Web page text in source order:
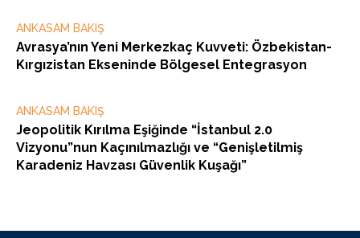
ANKASAM BAKIŞ
Avrasya’nın Yeni Merkezkaç Kuvveti: Özbekistan-
Kırgızistan Ekseninde Bölgesel Entegrasyon
ANKASAM BAKIŞ
Jeopolitik Kırılma Eşiğinde “İstanbul 2.0
Vizyonu”nun Kaçınılmazlığı ve “Genişletilmiş
Karadeniz Havzası Güvenlik Kuşağı”